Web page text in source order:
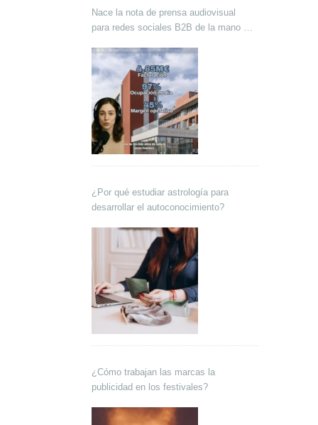
Nace la nota de prensa audiovisual
para redes sociales B2B de la mano de
¿Por qué estudiar astrología para
desarrollar el autoconocimiento?
¿Cómo trabajan las marcas la
publicidad en los festivales?